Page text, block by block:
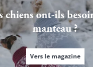
chiens ont-ils
manteau ?
Vers le magazine